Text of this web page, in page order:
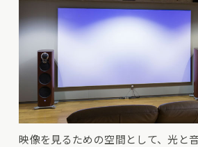
映像を見るための空間として、光と